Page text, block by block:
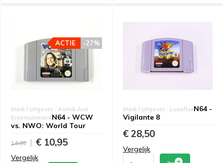
Merk / uitgever : Asmik Ace
EntertainmentN64 - WCW
vs. NWO: World Tour
-27%
ACTIE
14,95 € 10,95
Vergelijk
Merk / uitgever : LuxofluxN64 -
Vigilante 8
€ 28,50
Vergelijk